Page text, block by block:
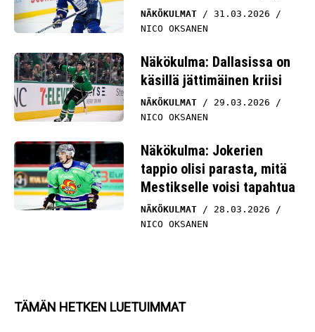
NICO OKSANEN
käsillä jättimäinen kriisi
NÄKÖKULMAT
29.03.2026
NICO OKSANEN
tappio olisi parasta, mitä
Mestikselle voisi tapahtua
NÄKÖKULMAT
28.03.2026
NICO OKSANEN